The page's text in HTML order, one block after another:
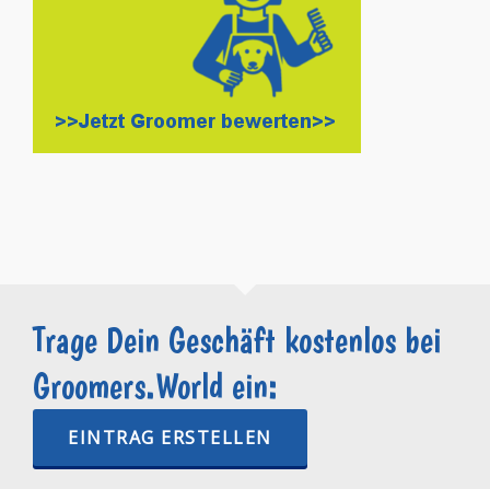
Trage Dein Geschäft kostenlos bei
Groomers.World ein:
EINTRAG ERSTELLEN